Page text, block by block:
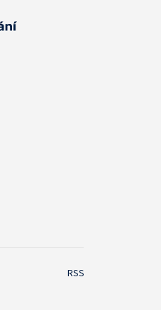
RSS